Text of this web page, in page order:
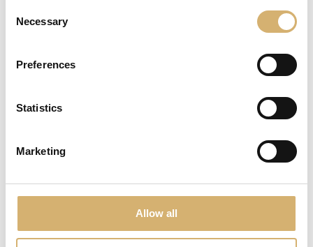
Selection
Necessary
Preferences
Statistics
Marketing
Allow all
Email:
Wiederholen Sie Ihr Email
Passwort
Wiederholen Sie Ihr Passwort